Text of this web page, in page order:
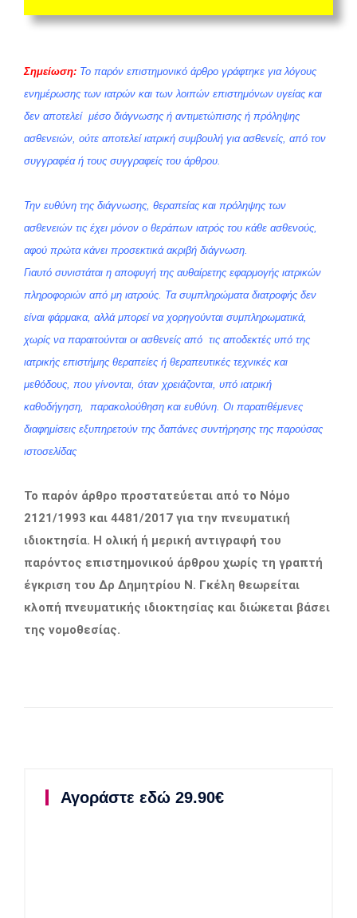
Σημείωση: Το παρόν επιστημονικό άρθρο γράφτηκε για λόγους
ενημέρωσης των ιατρών και των λοιπών επιστημόνων υγείας και
δεν αποτελεί μέσο διάγνωσης ή αντιμετώπισης ή πρόληψης
ασθενειών, ούτε αποτελεί ιατρική συμβουλή για ασθενείς, από τον
συγγραφέα ή τους συγγραφείς του άρθρου.
Την ευθύνη της διάγνωσης, θεραπείας και πρόληψης των
ασθενειών τις έχει μόνον ο θεράπων ιατρός του κάθε ασθενούς,
αφού πρώτα κάνει προσεκτικά ακριβή διάγνωση.
Γιαυτό συνιστάται η αποφυγή της αυθαίρετης εφαρμογής ιατρικών
πληροφοριών από μη ιατρούς. Τα συμπληρώματα διατροφής δεν
είναι φάρμακα, αλλά μπορεί να χορηγούνται συμπληρωματικά,
χωρίς να παραιτούνται οι ασθενείς από τις αποδεκτές υπό της
ιατρικής επιστήμης θεραπείες ή θεραπευτικές τεχνικές και
μεθόδους, που γίνονται, όταν χρειάζονται, υπό ιατρική
καθοδήγηση, παρακολούθηση και ευθύνη. Οι παρατιθέμενες
διαφημίσεις εξυπηρετούν της δαπάνες συντήρησης της παρούσας
ιστοσελίδας
Το παρόν άρθρο προστατεύεται από το Νόμο
2121/1993 και 4481/2017 για την πνευματική
ιδιοκτησία. Η ολική ή μερική αντιγραφή του
παρόντος επιστημονικού άρθρου χωρίς τη γραπτή
έγκριση του Δρ Δημητρίου Ν. Γκέλη θεωρείται
κλοπή πνευματικής ιδιοκτησίας και διώκεται βάσει
της νομοθεσίας.
Αγοράστε εδώ 29.90€